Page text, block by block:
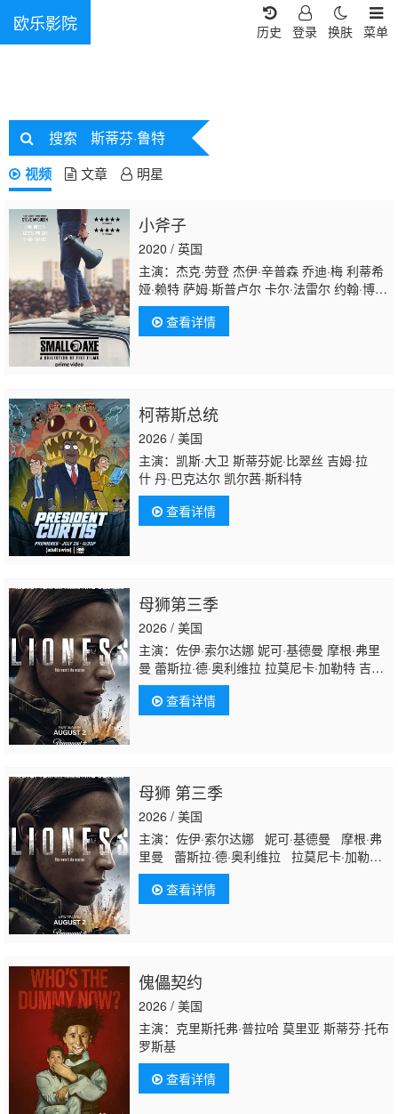
欧乐影院 菜单
换肤
登录
历史
搜索 斯蒂芬·鲁特
视频 文章 明星
小斧子
2020 / 英国
主演：杰克·劳登 杰伊·辛普森 乔迪·梅 利蒂希
娅·赖特 萨姆·斯普卢尔 卡尔·法雷尔 约翰·博耶
加 迈克尔·沃德 肖恩·帕克斯 斯蒂芬·鲍克思 阿
历克斯·杰宁斯 加里·比德尔 詹姆斯·希利尔 罗
森达·桑德尔 卡鲁姆·卡拉汉 凯达·威廉姆斯特
查看详情
柯蒂斯总统
2026 / 美国
主演：凯斯·大卫 斯蒂芬妮·比翠丝 吉姆·拉
什 丹·巴克达尔 凯尔茜·斯科特
查看详情
母狮第三季
2026 / 美国
主演：佐伊·索尔达娜 妮可·基德曼 摩根·弗里
曼 蕾斯拉·德·奥利维拉 拉莫尼卡·加勒特 吉尔·
瓦格纳 迈克尔·凯利 珍尼希斯·罗德里格兹 詹
姆斯·乔丹 戴夫·安纳布尔 伊恩·鲍汉 斯蒂芬妮·
努尔 萨德·拉金比尔 汉娜·洛夫·拉尼尔 马特·杰
查看详情
母狮 第三季
2026 / 美国
主演：佐伊·索尔达娜 妮可·基德曼 摩根·弗
里曼 蕾斯拉·德·奥利维拉 拉莫尼卡·加勒特
吉尔·瓦格纳 迈克尔·凯利 珍尼希斯·罗德里
格兹 詹姆斯·乔丹 戴夫·安纳布尔 伊恩·鲍
汉 斯蒂芬妮·努尔 萨德·拉金比尔 汉娜·洛
查看详情
傀儡契约
2026 / 美国
主演：克里斯托弗·普拉哈 莫里亚 斯蒂芬·托布
罗斯基
查看详情